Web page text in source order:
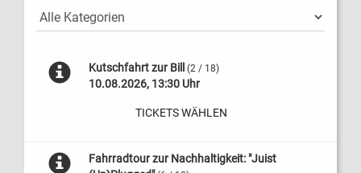
Kutschfahrt zur Bill (2 / 18)
10.08.2026, 13:30 Uhr
TICKETS WÄHLEN
Fahrradtour zur Nachhaltigkeit: "Juist